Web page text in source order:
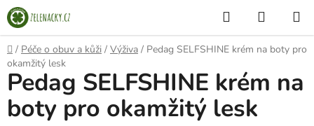
Přejít
na
obsah
Hledat
KOŠÍK
Domů
/ Péče o obuv a kůži / Výživa / Pedag SELFSHINE krém na boty pro
okamžitý lesk
Pedag SELFSHINE krém na
boty pro okamžitý lesk